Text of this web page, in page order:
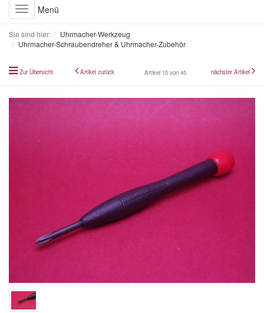
Toggle
navigation
Menü
Sie sind hier:
Uhrmacher-Werkzeug
Uhrmacher-Schraubendreher & Uhrmacher-Zubehör
Zur Übersicht Artikel zurück Artikel 15 von 45 nächster Artikel